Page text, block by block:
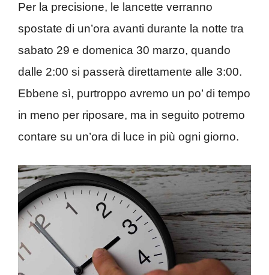
Per la precisione, le lancette verranno
spostate di un’ora avanti durante la notte tra
sabato 29 e domenica 30 marzo, quando
dalle 2:00 si passerà direttamente alle 3:00.
Ebbene sì, purtroppo avremo un po’ di tempo
in meno per riposare, ma in seguito potremo
contare su un’ora di luce in più ogni giorno.